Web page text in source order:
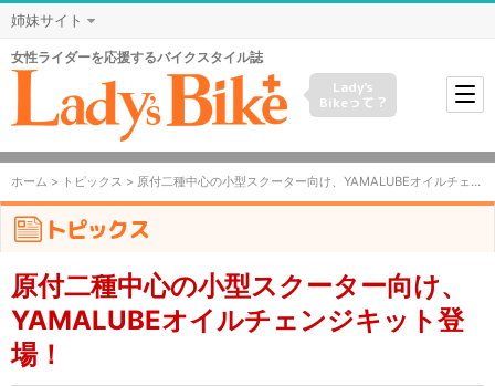
姉妹サイト
女性ライダーを応援するバイクスタイル誌
Lady's
Bikeって？
ホーム > トピックス > 原付二種中心の小型スクーター向け、YAMALUBEオイルチェンジキット登場！
トピックス
原付二種中心の小型スクーター向け、
YAMALUBEオイルチェンジキット登
場！